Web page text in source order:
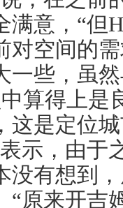
满意，“但
对空间的
一些，虽
算得上是
这是定位
示，由于
没有想到
“原来开吉